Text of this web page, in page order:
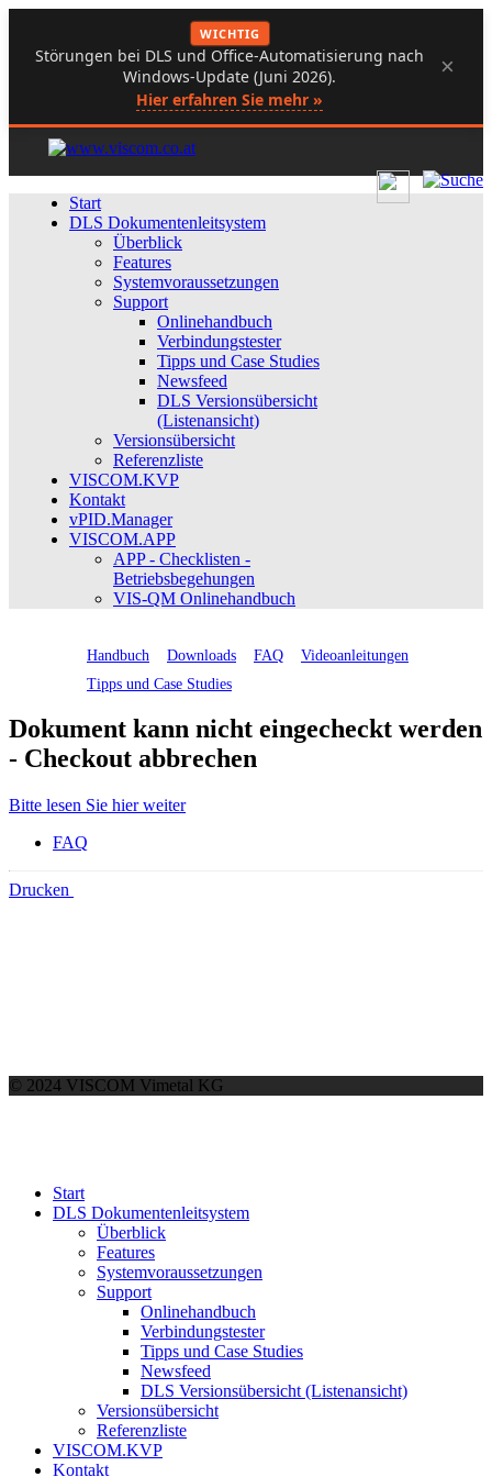
WICHTIG
Störungen bei DLS und Office-Automatisierung nach
Windows-Update (Juni 2026).
Hier erfahren Sie mehr »
×
Start
DLS Dokumentenleitsystem
Überblick
Features
Systemvoraussetzungen
Support
Onlinehandbuch
Verbindungstester
Tipps und Case Studies
Newsfeed
DLS Versionsübersicht
(Listenansicht)
Versionsübersicht
Referenzliste
VISCOM.KVP
Kontakt
vPID.Manager
VISCOM.APP
APP - Checklisten -
Betriebsbegehungen
VIS-QM Onlinehandbuch
Handbuch Downloads FAQ
Videoanleitungen
Tipps und Case Studies
Dokument kann nicht eingecheckt werden
- Checkout abbrechen
Bitte lesen Sie hier weiter
FAQ
Drucken
© 2024 VISCOM Vimetal KG
Start
DLS Dokumentenleitsystem
Überblick
Features
Systemvoraussetzungen
Support
Onlinehandbuch
Verbindungstester
Tipps und Case Studies
Newsfeed
DLS Versionsübersicht (Listenansicht)
Versionsübersicht
Referenzliste
VISCOM.KVP
Kontakt